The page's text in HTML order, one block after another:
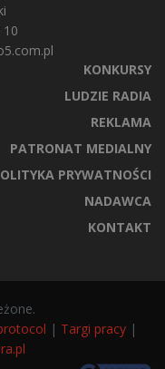
10
KONKURSY
LUDZIE RADIA
REKLAMA
PATRONAT MEDIALNY
PRYWATNOŚCI
NADAWCA
KONTAKT
| Targi pracy |